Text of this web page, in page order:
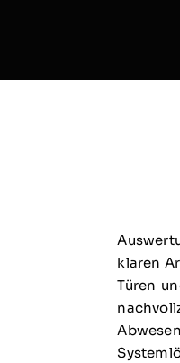
klaren
Türen